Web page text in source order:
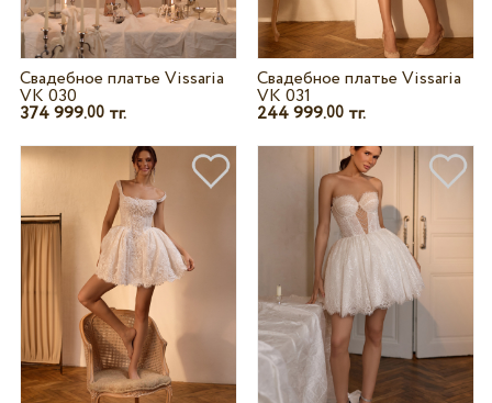
Свадебное платье Vissaria
VK 030
374 999.00тг.
Свадебное платье Vissaria
VK 031
244 999.00 тг.